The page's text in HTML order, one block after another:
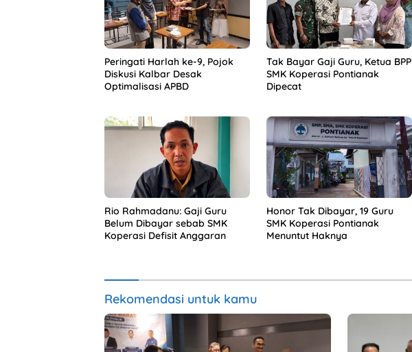
Peringati Harlah ke-9, Pojok
Diskusi Kalbar Desak
Optimalisasi APBD
Tak Bayar Gaji Guru, Ketua BPP
SMK Koperasi Pontianak
Dipecat
Rio Rahmadanu: Gaji Guru
Belum Dibayar sebab SMK
Koperasi Defisit Anggaran
Honor Tak Dibayar, 19 Guru
SMK Koperasi Pontianak
Menuntut Haknya
Rekomendasi untuk kamu